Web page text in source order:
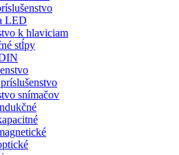
LED
k hlaviciam
stĺpy
snímačov